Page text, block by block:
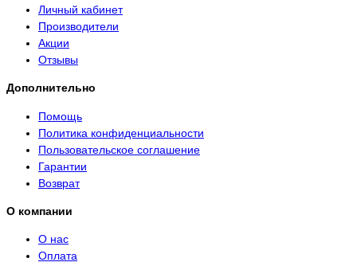
Личный кабинет
Производители
Акции
Отзывы
Дополнительно
Помощь
Политика конфиденциальности
Пользовательское соглашение
Гарантии
Возврат
О компании
О нас
Оплата